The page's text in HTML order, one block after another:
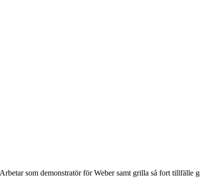
som demonstratör för Weber samt grilla så fort tillfälle